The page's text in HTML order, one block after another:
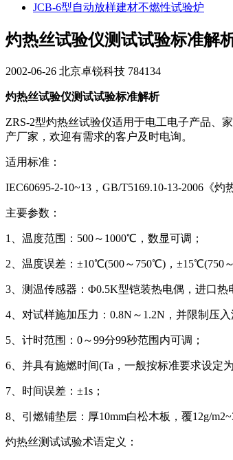
JCB-6型自动放样建材不燃性试验炉
灼热丝试验仪测试试验标准解
2002-06-26 北京卓锐科技 784134
灼热丝试验仪测试试验标准解析
ZRS-2型灼热丝试验仪适用于电工电子产品、
产厂家，欢迎有需求的客户及时电询。
适用标准：
IEC60695-2-10~13，GB/T5169.10-13-2006《
主要参数：
1、温度范围：500～1000℃，数显可调；
2、温度误差：±10℃(500～750℃)，±15℃(750
3、测温传感器：Φ0.5K型铠装热电偶，进口热
4、对试样施加压力：0.8N～1.2N，并限制压入
5、计时范围：0～99分99秒范围内可调；
6、并具有施燃时间(Ta，一般按标准要求设定
7、时间误差：±1s；
8、引燃铺垫层：厚10mm白松木板，覆12g/
灼热丝测试试验术语定义：